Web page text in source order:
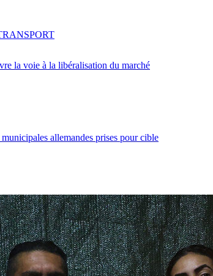
la voie à la libéralisation du marché
allemandes prises pour cible